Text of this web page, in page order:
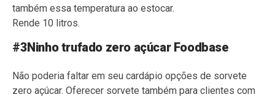
também essa temperatura ao estocar.
Rende 10 litros.
#3Ninho trufado zero açúcar Foodbase
Não poderia faltar em seu cardápio opções de sorvete
zero açúcar. Oferecer sorvete também para clientes com